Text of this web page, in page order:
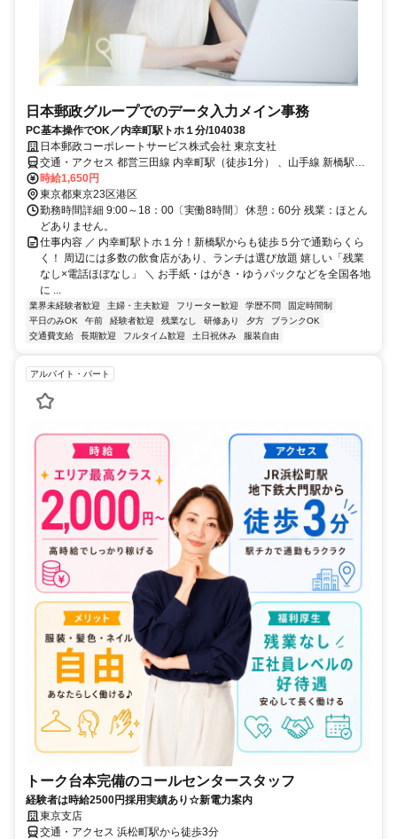
日本郵政グループでのデータ入力メイン事務
PC基本操作でOK／内幸町駅トホ１分/104038
日本郵政コーポレートサービス株式会社 東京支社
交通・アクセス 都営三田線 内幸町駅（徒歩1分） 、山手線 新橋駅
（徒歩5分）、 東京メトロ銀座線 新橋駅（徒歩6分）
時給1,650円
東京都東京23区港区
勤務時間詳細 9:00～18：00〔実働8時間〕 休憩：60分 残業：ほとん
どありません。
仕事内容 ／ 内幸町駅トホ１分！新橋駅からも徒歩５分で通勤らくら
く！ 周辺には多数の飲食店があり、ランチは選び放題 嬉しい「残業
なし×電話ほぼなし」 ＼ お手紙・はがき・ゆうパックなどを全国各地
に ...
業界未経験者歓迎 主婦・主夫歓迎 フリーター歓迎 学歴不問
固定時間制
平日のみOK
午前 経験者歓迎 残業なし 研修あり 夕方
ブランクOK
交通費支給
長期歓迎 フルタイム歓迎 土日祝休み 服装自由
アルバイト・パート
トーク台本完備のコールセンタースタッフ
経験者は時給2500円採用実績あり☆新電力案内
東京支店
交通・アクセス 浜松町駅から徒歩3分